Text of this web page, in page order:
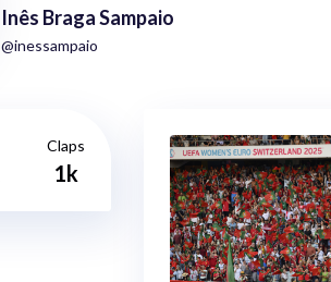
Inês Braga Sampaio
@inessampaio
Claps
1k